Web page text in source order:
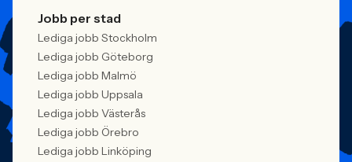
Jobb per stad
Lediga jobb Stockholm
Lediga jobb Göteborg
Lediga jobb Malmö
Lediga jobb Uppsala
Lediga jobb Västerås
Lediga jobb Örebro
Lediga jobb Linköping